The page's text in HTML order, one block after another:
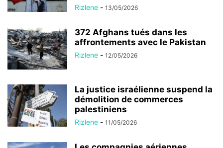
Rizlene - 13/05/2026
372 Afghans tués dans les
affrontements avec le Pakistan
Rizlene - 12/05/2026
La justice israélienne suspend la
démolition de commerces
palestiniens
Rizlene - 11/05/2026